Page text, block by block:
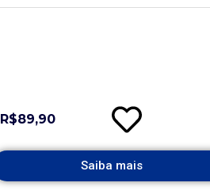
R$89,90
Saiba mais